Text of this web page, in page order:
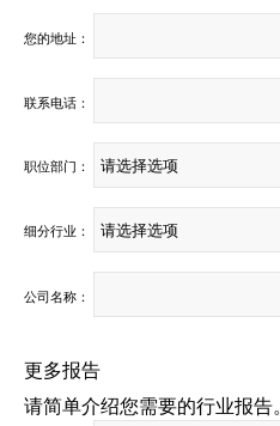
您的地址：
联系电话：
职位部门：
细分行业：
公司名称：
更多报告
请简单介绍您需要的行业报告。